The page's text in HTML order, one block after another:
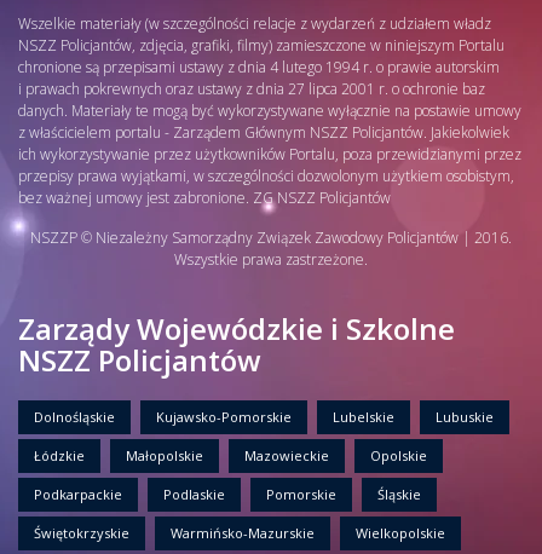
Wszelkie materiały (w szczególności relacje z wydarzeń z udziałem władz
NSZZ Policjantów, zdjęcia, grafiki, filmy) zamieszczone w niniejszym Portalu
chronione są przepisami ustawy z dnia 4 lutego 1994 r. o prawie autorskim
i prawach pokrewnych oraz ustawy z dnia 27 lipca 2001 r. o ochronie baz
danych. Materiały te mogą być wykorzystywane wyłącznie na postawie umowy
z właścicielem portalu - Zarządem Głównym NSZZ Policjantów. Jakiekolwiek
ich wykorzystywanie przez użytkowników Portalu, poza przewidzianymi przez
przepisy prawa wyjątkami, w szczególności dozwolonym użytkiem osobistym,
bez ważnej umowy jest zabronione. ZG NSZZ Policjantów
NSZZP © Niezależny Samorządny Związek Zawodowy Policjantów | 2016.
Wszystkie prawa zastrzeżone.
Zarządy Wojewódzkie i Szkolne
NSZZ Policjantów
Dolnośląskie Kujawsko-Pomorskie Lubelskie Lubuskie
Łódzkie Małopolskie Mazowieckie Opolskie
Podkarpackie Podlaskie Pomorskie Śląskie
Świętokrzyskie Warmińsko-Mazurskie Wielkopolskie